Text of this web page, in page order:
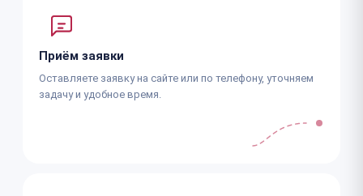
Приём заявки
Оставляете заявку на сайте или по телефону, уточняем
задачу и удобное время.